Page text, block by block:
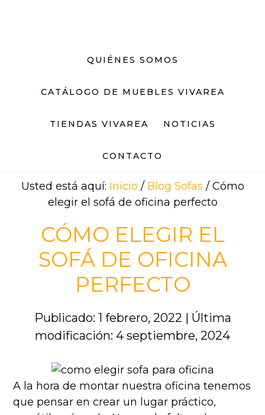
QUIÉNES SOMOS
CATÁLOGO DE MUEBLES VIVAREA
TIENDAS VIVAREA NOTICIAS
CONTACTO
Usted está aquí: Inicio / Blog Sofas /Cómo
elegir el sofá de oficina perfecto
CÓMO ELEGIR EL
SOFÁ DE OFICINA
PERFECTO
Publicado: 1 febrero, 2022 | Última
modificación: 4 septiembre, 2024
A la hora de montar nuestra oficina tenemos
que pensar en crear un lugar práctico,